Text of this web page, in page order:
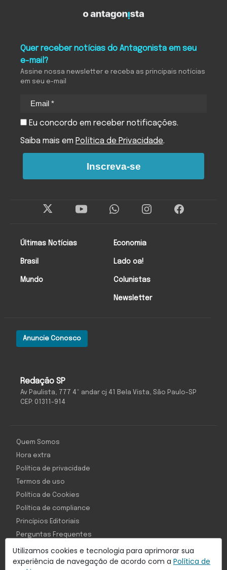
Utilizamos cookies e tecnologia para aprimorar sua
experiência de navegação de acordo com a Política de
Redação SP
Av Paulista, 777 4º andar cj 41 Bela Vista, São Paulo-SP
CEP: 01311-914
Anuncie Conosco
Últimas Notícias
Brasil
Mundo
Economia
Lado oa!
Colunistas
Newsletter
Quer receber notícias do Antagonista em seu
e-mail?
Assine nossa newsletter e receba as principais notícias
em seu e-mail
Eu concordo em receber notificações.
Saiba mais em Política de Privacidade.
Inscreva-se
Quem Somos
Hora extra
Política de privacidade
Termos de uso
Política de Cookies
Política de compliance
Princípios Editoriais
Perguntas Frequentes